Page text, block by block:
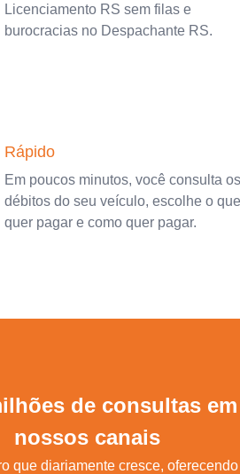
Licenciamento RS sem filas e
burocracias no Despachante RS.
Rápido
Em poucos minutos, você consulta os
débitos do seu veículo, escolhe o que
quer pagar e como quer pagar.
de consultas em
nossos canais
que diariamente cresce, oferecendo